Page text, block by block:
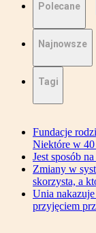
Polecane
Najnowsze
Tagi
Fundacje
Niektóre w 40
Jest sposób
Zmiany w
skorzysta, a
Unia
przyjęciem